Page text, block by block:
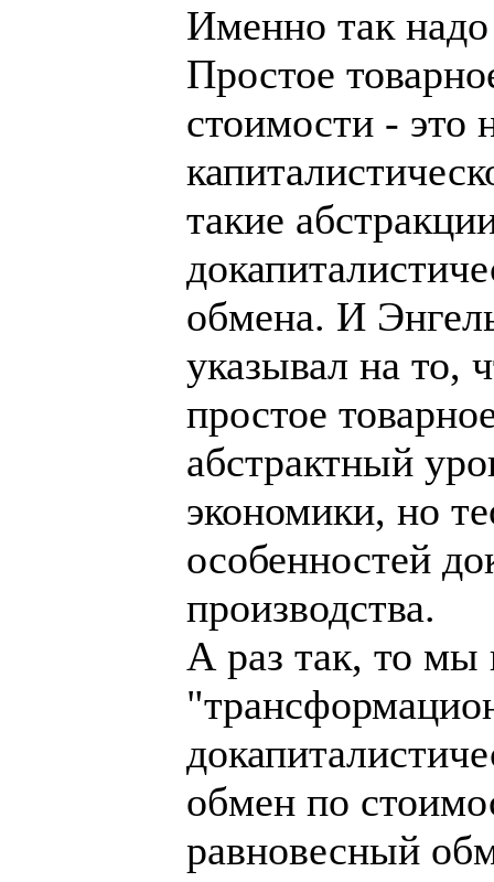
Именно так
Простое
стоимости - это
такие
обмена. И
указывал на то,
простое
абстрактный
экономики, но
особенностей
производства.
А раз так, то мы
обмен по
равновесный